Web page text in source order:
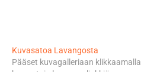
Kuvasatoa Lavangosta
Pääset kuvagalleriaan klikkaamalla